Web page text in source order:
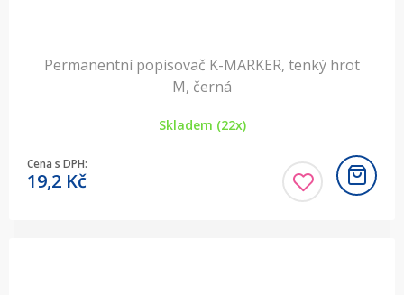
Permanentní popisovač K-MARKER, tenký hrot
M, černá
Skladem (22x)
Cena s DPH:
19,2 Kč